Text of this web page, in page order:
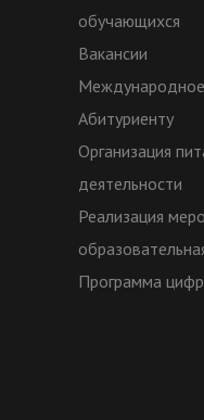
обучающихся
Вакансии
Абитуриенту
Организация
деятельности
Реализация
Программа